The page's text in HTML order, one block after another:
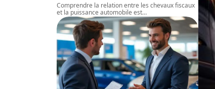
Comprendre la relation entre les chevaux fiscaux
et la puissance automobile est…